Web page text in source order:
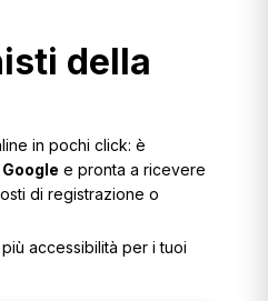
della
in pochi click: è
e pronta a ricevere
di registrazione o
accessibilità per i tuoi